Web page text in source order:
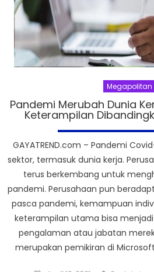
Megapolitan
Pandemi Merubah Dunia
Keterampilan
GAYATREND.com – Pandemi
sektor, termasuk dunia kerja.
terus berkembang untuk
pandemi. Perusahaan pun
pasca pandemi, kemampuan
keterampilan utama bisa
pengalaman atau jabatan
merupakan pemikiran di